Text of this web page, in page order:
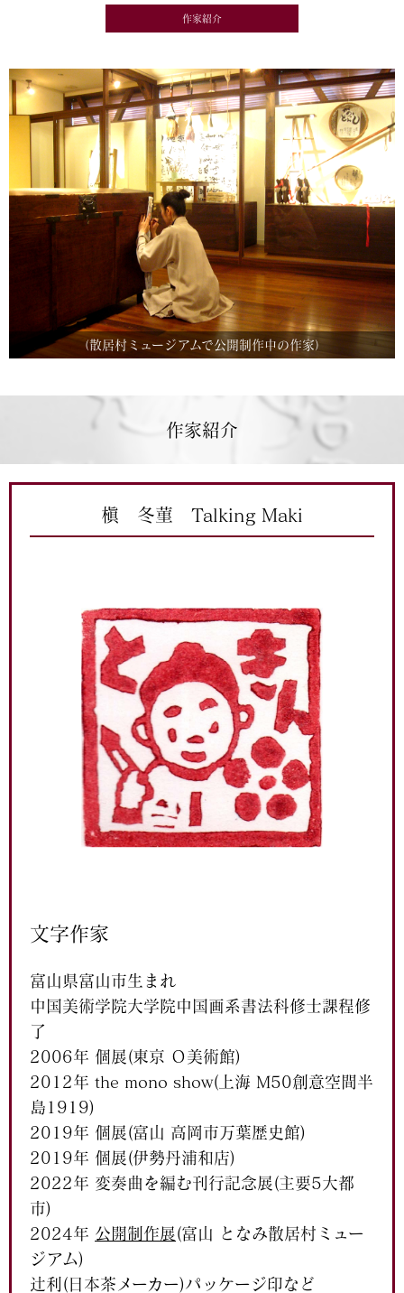
作家紹介
（散居村ミュージアムで公開制作中の作家）
作家紹介
槇 冬菫 Talking Maki
文字作家
富山県富山市生まれ
中国美術学院大学院中国画系書法科修士課程修
了
2006年 個展(東京 Ｏ美術館)
2012年 the mono show(上海 M50創意空間半
島1919)
2019年 個展(富山 高岡市万葉歴史館)
2019年 個展(伊勢丹浦和店)
2022年 変奏曲を編む刊行記念展(主要5大都
市)
2024年 公開制作展(富山
となみ散居村ミュー
ジアム)
辻利(日本茶メーカー)パッケージ印など